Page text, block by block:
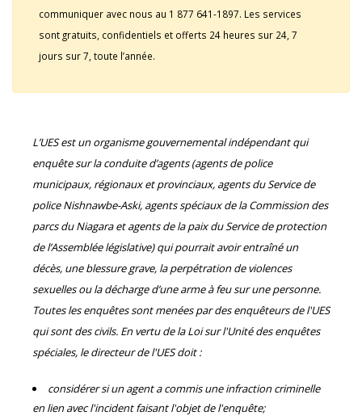
communiquer avec nous au 1 877 641-1897. Les services
sont gratuits, confidentiels et offerts 24 heures sur 24, 7
jours sur 7, toute l’année.
L’UES est un organisme gouvernemental indépendant qui
enquête sur la conduite d’agents (agents de police
municipaux, régionaux et provinciaux, agents du Service de
police Nishnawbe-Aski, agents spéciaux de la Commission des
parcs du Niagara et agents de la paix du Service de protection
de l’Assemblée législative) qui pourrait avoir entraîné un
décès, une blessure grave, la perpétration de violences
sexuelles ou la décharge d’une arme à feu sur une personne.
Toutes les enquêtes sont menées par des enquêteurs de l'UES
qui sont des civils. En vertu de la Loi sur l'Unité des enquêtes
spéciales, le directeur de l'UES doit :
considérer si un agent a commis une infraction criminelle
en lien avec l'incident faisant l'objet de l'enquête;